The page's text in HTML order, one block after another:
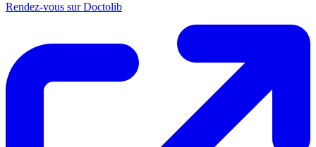
Rendez-vous sur Doctolib